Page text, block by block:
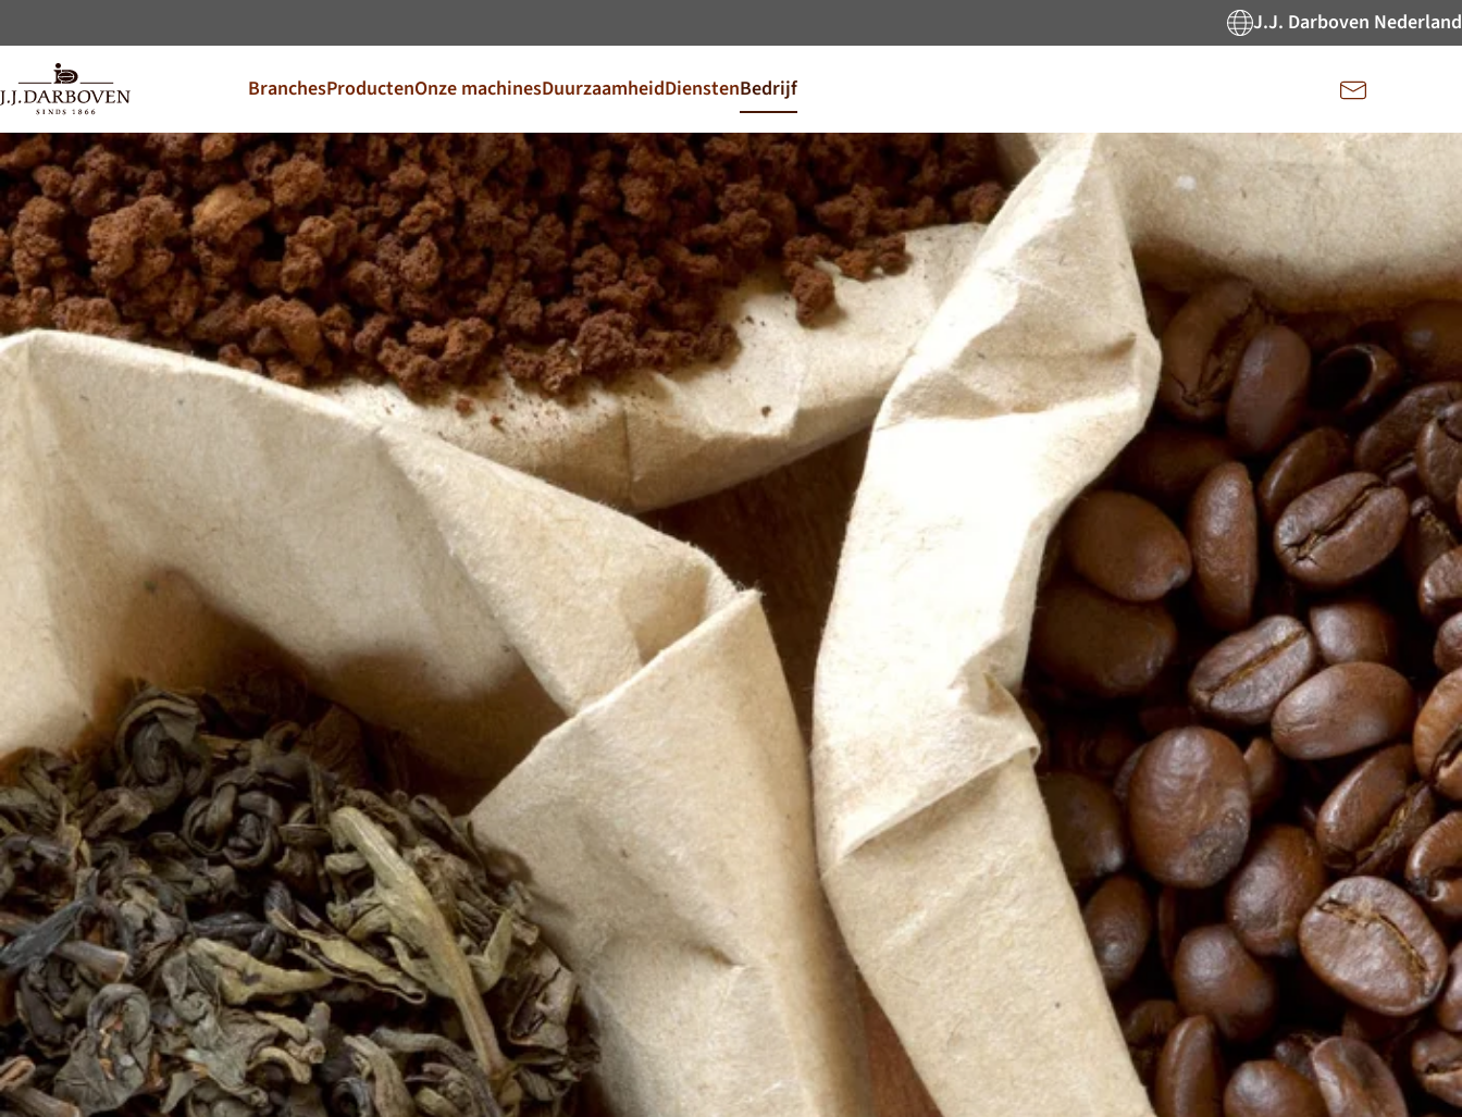
BranchesProductenOnze machinesDuurzaamheidDienstenBedrijf
J.J. Darboven Nederland
Kies land en taal
Ontdek onze aanbiedingen voor uw markt
Deutschland DE EN France
FR
Česko
CS Ireland
EN
Polska
PL Nederland
NL
Slovensko
SK
Aanvullende markten
Österreich
J.HORNIG
United Kingdom
Café Du Monde